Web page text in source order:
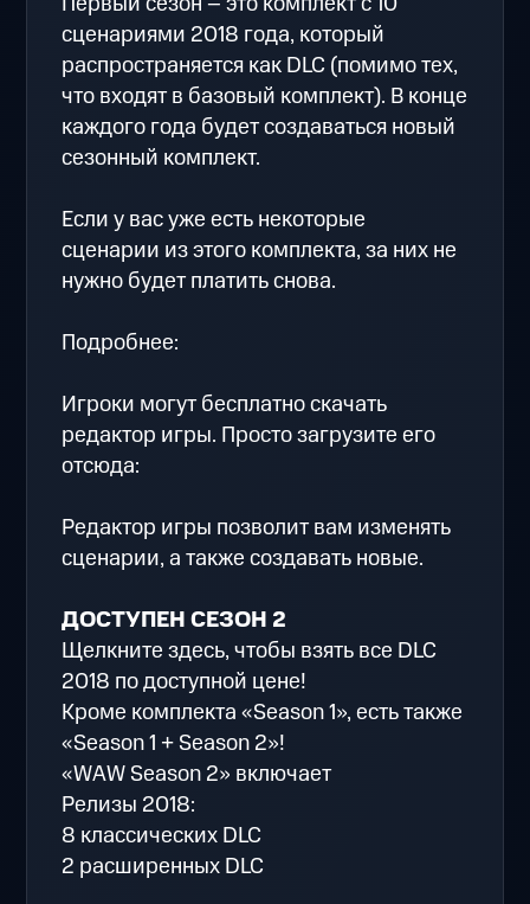
сценариями 2018 года, который
распространяется как DLC (помимо тех,
что входят в базовый комплект). В конце
каждого года будет создаваться новый
сезонный комплект.
Если у вас уже есть некоторые
сценарии из этого комплекта, за них не
нужно будет платить снова.
Подробнее:
Игроки могут бесплатно скачать
редактор игры. Просто загрузите его
отсюда:
Редактор игры позволит вам изменять
сценарии, а также создавать новые.
ДОСТУПЕН СЕЗОН 2
Щелкните здесь, чтобы взять все DLC
2018 по доступной цене!
Кроме комплекта «Season 1», есть также
«Season 1 + Season 2»!
«WAW Season 2» включает
Релизы 2018:
8 классических DLC
2 расширенных DLC